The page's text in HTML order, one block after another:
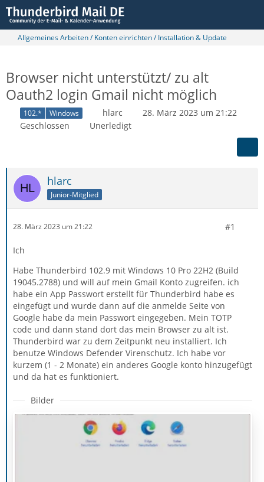
Allgemeines Arbeiten / Konten einrichten / Installation & Update
Browser nicht unterstützt/ zu alt
Oauth2 login Gmail nicht möglich
102.* Windows hlarc
28. März 2023 um 21:22
Geschlossen
Unerledigt
hlarc
Junior-Mitglied
28. März 2023 um 21:22 #1
Ich
Habe Thunderbird 102.9 mit Windows 10 Pro 22H2 (Build
19045.2788) und will auf mein Gmail Konto zugreifen. ich
habe ein App Passwort erstellt für Thunderbird habe es
eingefügt und wurde dann auf die anmelde Seite von
Google habe da mein Passwort eingegeben. Mein TOTP
code und dann stand dort das mein Browser zu alt ist.
Thunderbird war zu dem Zeitpunkt neu installiert. Ich
benutze Windows Defender Virenschutz. Ich habe vor
kurzem (1 - 2 Monate) ein anderes Google konto hinzugefügt
und da hat es funktioniert.
Bilder